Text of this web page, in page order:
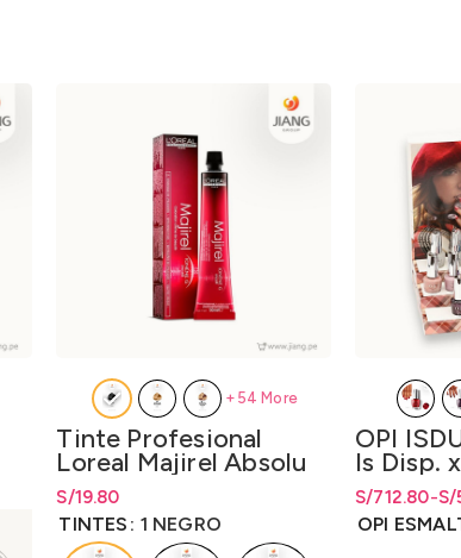
Tinte Profesional
Loreal Majirel Absolu
50gr. – LO3000M1
S/19.80
Rango de precios: desde
hastaS/19.80
TINTES 1 NEGRO
+54 More
OPI
Is Disp.
Disp. x
(Is/ S/
-
S/712.80
Rango de
hasta S/
Rango de
hastaS/
OPI